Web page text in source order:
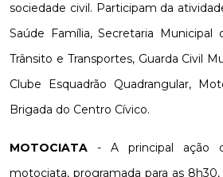
sociedade civil. Participam da
Saúde Família, Secretaria Municipal
Trânsito e Transportes, Guarda Civil
Clube Esquadrão Quadrangular,
Brigada do Centro Cívico.
MOTOCIATA - A principal ação
motociata, programada para as